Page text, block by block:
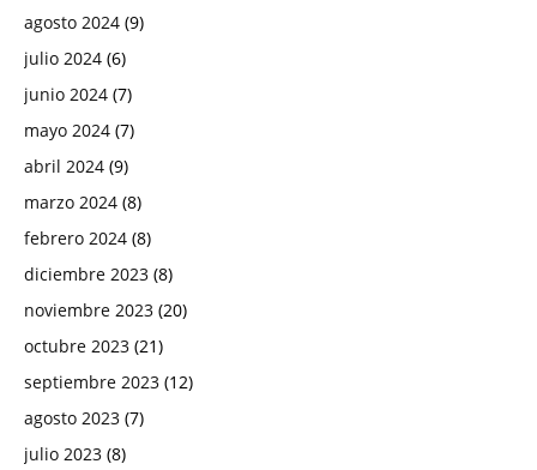
agosto 2024 (9)
julio 2024 (6)
junio 2024 (7)
mayo 2024 (7)
abril 2024 (9)
marzo 2024 (8)
febrero 2024 (8)
diciembre 2023 (8)
noviembre 2023 (20)
octubre 2023 (21)
septiembre 2023 (12)
agosto 2023 (7)
julio 2023 (8)